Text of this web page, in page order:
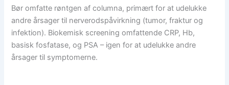
Bør omfatte røntgen af columna, primært for at udelukke
andre årsager til nerverodspåvirkning (tumor, fraktur og
infektion). Biokemisk screening omfattende CRP, Hb,
basisk fosfatase, og PSA – igen for at udelukke andre
årsager til symptomerne.